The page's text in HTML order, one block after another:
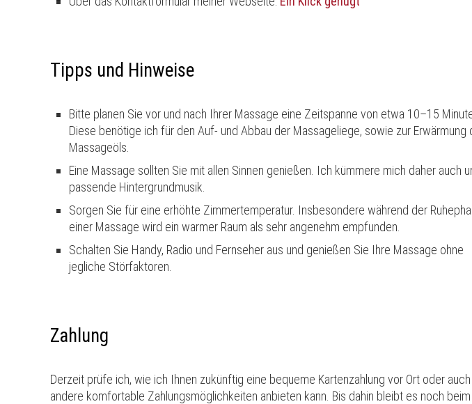
Tipps und Hinweise
Bitte planen Sie vor und nach Ihrer Massage eine Zeitspanne von etwa 10–15
Diese benötige ich für den Auf- und Abbau der Massageliege, sowie zur Erwärmung
Massageöls.
Eine Massage sollten Sie mit allen Sinnen genießen. Ich kümmere mich daher auch
passende Hintergrundmusik.
Sorgen Sie für eine erhöhte Zimmertemperatur. Insbesondere während der
einer Massage wird ein warmer Raum als sehr angenehm empfunden.
Schalten Sie Handy, Radio und Fernseher aus und genießen Sie Ihre Massage ohne
jegliche Störfaktoren.
Zahlung
Derzeit prüfe ich, wie ich Ihnen zukünftig eine bequeme Kartenzahlung vor Ort oder auch
andere komfortable Zahlungsmöglichkeiten anbieten kann. Bis dahin bleibt es noch beim